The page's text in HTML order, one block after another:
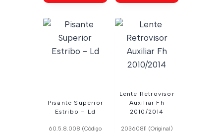
Pisante Superior
Estribo – Ld
60.5.8.008 (Código
Lente Retrovisor
Auxiliar Fh
2010/2014
20360811 (Original)